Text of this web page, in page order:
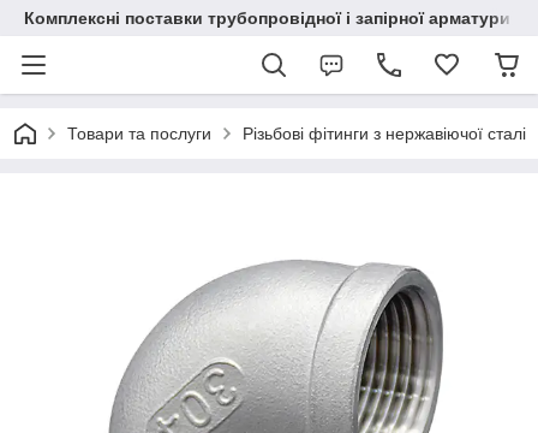
Комплексні поставки трубопровідної і запірної арматури
Товари та послуги Різьбові фітинги з нержавіючої сталі